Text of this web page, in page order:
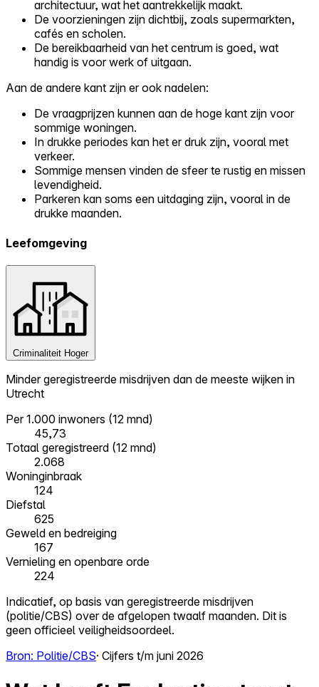
architectuur, wat het aantrekkelijk maakt.
De voorzieningen zijn dichtbij, zoals supermarkten,
cafés en scholen.
De bereikbaarheid van het centrum is goed, wat
handig is voor werk of uitgaan.
Aan de andere kant zijn er ook nadelen:
De vraagprijzen kunnen aan de hoge kant zijn voor
sommige woningen.
In drukke periodes kan het er druk zijn, vooral met
verkeer.
Sommige mensen vinden de sfeer te rustig en missen
levendigheid.
Parkeren kan soms een uitdaging zijn, vooral in de
drukke maanden.
Leefomgeving
Criminaliteit Hoger
Minder geregistreerde misdrijven dan de meeste wijken in
Utrecht
Per 1.000 inwoners (12 mnd)
45,73
Totaal geregistreerd (12 mnd)
2.068
Woninginbraak
124
Diefstal
625
Geweld en bedreiging
167
Vernieling en openbare orde
224
Indicatief, op basis van geregistreerde misdrijven
(politie/CBS) over de afgelopen twaalf maanden. Dit is
geen officieel veiligheidsoordeel.
Bron: Politie/CBS· Cijfers t/m juni 2026